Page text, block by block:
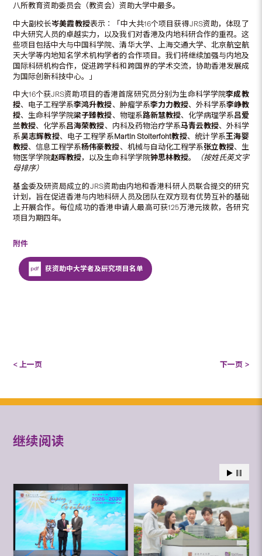
八所教育资助委员会（教资会）资助大学中最多。
中大副校长岑美霞教授表示︰「中大共16个项目获得JRS资助，体现了
中大研究人员的卓越实力，以及我们对香港及内地科研合作的重视。这
些项目包括中大与中国科学院、清华大学、上海交通大学、北京航空航
天大学等内地知名学术机构学者的合作项目。我们将继续加强与内地及
国际科研机构合作，促进跨学科和跨国界的学术交流，协助香港发展成
为国际创新科技中心。」
中大16个获JRS资助项目的香港首席研究员分别为生命科学学院李成教
授、电子工程学系李鸿升教授、肿瘤学系李力力教授、外科学系李峥教
授、生命科学学院梁子臻教授、物理系路新慧教授、化学病理学系吕爱
兰教授、化学系吕海荣教授、内科及药物治疗学系马青云教授、外科学
系吴志辉教授、电子工程学系Martin Stolterfoht教授、统计学系王海婴
教授、信息工程学系杨伟豪教授、机械与自动化工程学系张立教授、生
物医学学院赵晖教授，以及生命科学学院钟思林教授。
（按姓氏英文字
母排序）
基金委及研资局成立的JRS资助由内地和香港科研人员联合提交的研究
计划，旨在促进香港与内地科研人员及团队在双方现有优势互补的基础
上开展合作。每位成功的香港申请人最高可获125万港元拨款，各研究
项目为期四年。
附件
获资助中大学者及研究项目名单
< 上一页 下一页 >
继续阅读